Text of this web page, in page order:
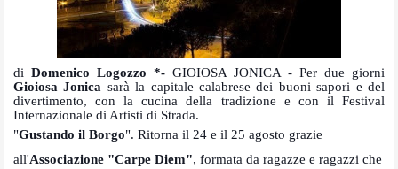
di Domenico Logozzo *- GIOIOSA JONICA - Per due giorni
Gioiosa Jonica sarà la capitale calabrese dei buoni sapori e del
divertimento, con la cucina della tradizione e con il Festival
Internazionale di Artisti di Strada.
"Gustando il Borgo". Ritorna il 24 e il 25 agosto grazie
all'Associazione "Carpe Diem", formata da ragazze e ragazzi che